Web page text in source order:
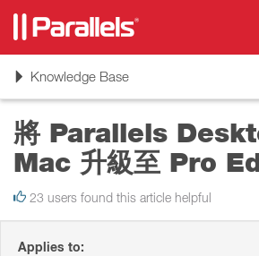
ToggleKnowledge Base
將 Parallels
Mac 升級至 Pro
23 users found this article helpful
Applies to: